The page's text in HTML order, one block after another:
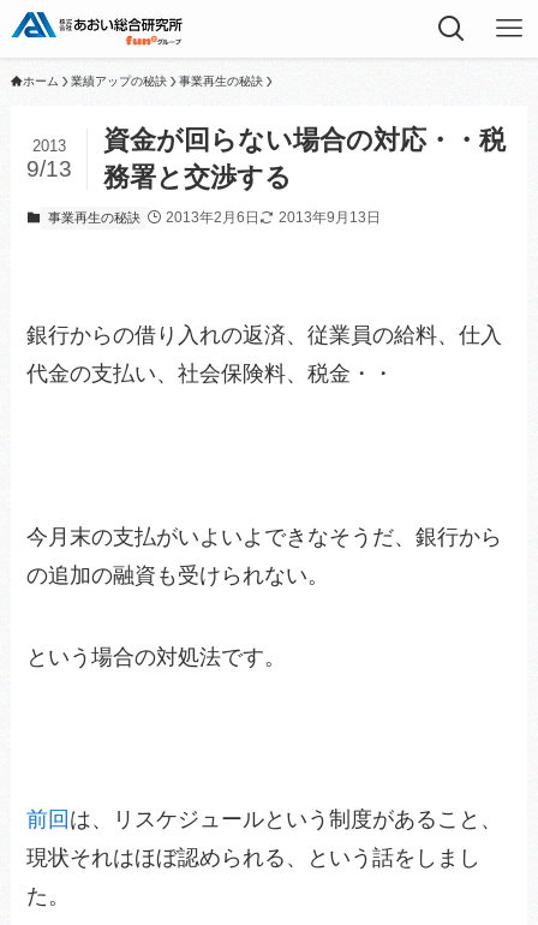
ホーム 業績アップの秘訣 事業再生の秘訣
資金が回らない場合の対応・・税
務署と交渉する
2013
9/13
事業再生の秘訣 2013年2月6日 2013年9月13日
銀行からの借り入れの返済、従業員の給料、仕入
代金の支払い、社会保険料、税金・・
今月末の支払がいよいよできなそうだ、銀行から
の追加の融資も受けられない。
という場合の対処法です。
前回 は、リスケジュールという制度があること、
現状それはほぼ認められる、という話をしまし
た。